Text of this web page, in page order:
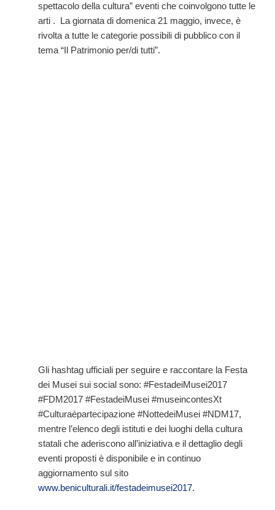
spettacolo della cultura” eventi che coinvolgono tutte le
arti . La giornata di domenica 21 maggio, invece, è
rivolta a tutte le categorie possibili di pubblico con il
tema “Il Patrimonio per/di tutti”.
Gli hashtag ufficiali per seguire e raccontare la Festa
dei Musei sui social sono: #FestadeiMusei2017
#FDM2017 #FestadeiMusei #museincontesXt
#Culturaèpartecipazione #NottedeiMusei #NDM17,
mentre l’elenco degli istituti e dei luoghi della cultura
statali che aderiscono all’iniziativa e il dettaglio degli
eventi proposti è disponibile e in continuo
aggiornamento sul sito
www.beniculturali.it/festadeimusei2017.